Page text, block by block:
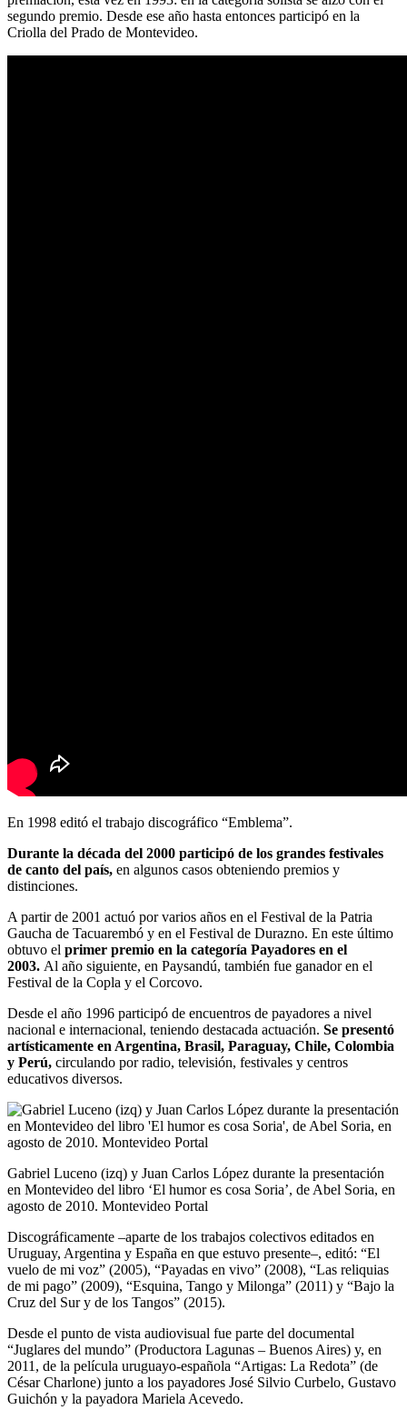
segundo premio. Desde ese año hasta entonces participó en la
Criolla del Prado de Montevideo.
En 1998 editó el trabajo discográfico “Emblema”.
Durante la década del 2000 participó de los grandes festivales
de canto del país, en algunos casos obteniendo premios y
distinciones.
A partir de 2001 actuó por varios años en el Festival de la Patria
Gaucha de Tacuarembó y en el Festival de Durazno. En este último
obtuvo el primer premio en la categoría Payadores en el
2003. Al año siguiente, en Paysandú, también fue ganador en el
Festival de la Copla y el Corcovo.
Desde el año 1996 participó de encuentros de payadores a nivel
nacional e internacional, teniendo destacada actuación. Se presentó
artísticamente en Argentina, Brasil, Paraguay, Chile, Colombia
y Perú, circulando por radio, televisión, festivales y centros
educativos diversos.
Gabriel Luceno (izq) y Juan Carlos López durante la presentación
en Montevideo del libro ‘El humor es cosa Soria’, de Abel Soria, en
agosto de 2010. Montevideo Portal
Discográficamente –aparte de los trabajos colectivos editados en
Uruguay, Argentina y España en que estuvo presente–, editó: “El
vuelo de mi voz” (2005), “Payadas en vivo” (2008), “Las reliquias
de mi pago” (2009), “Esquina, Tango y Milonga” (2011) y “Bajo la
Cruz del Sur y de los Tangos” (2015).
Desde el punto de vista audiovisual fue parte del documental
“Juglares del mundo” (Productora Lagunas – Buenos Aires) y, en
2011, de la película uruguayo-española “Artigas: La Redota” (de
César Charlone) junto a los payadores José Silvio Curbelo, Gustavo
Guichón y la payadora Mariela Acevedo.